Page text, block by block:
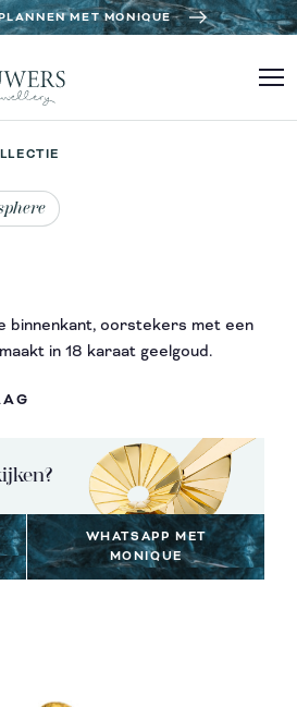
MET MONIQUE
binnenkant, oorstekers met een
in 18 karaat geelgoud.
WHATSAPP MET
MONIQUE